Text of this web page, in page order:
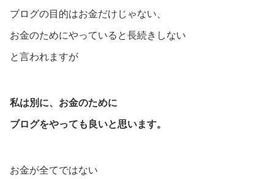
ブログの目的はお金だけじゃない、
お金のためにやっていると長続きしない
と言われますが
私は別に、お金のために
ブログをやっても良いと思います。
お金が全てではない